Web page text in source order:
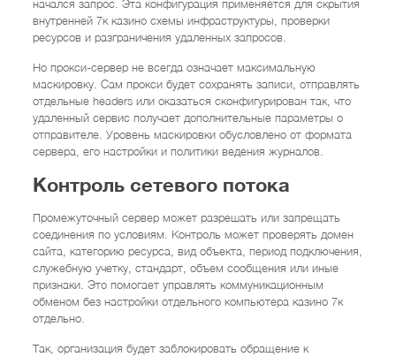
начался запрос. Эта конфигурация применяется для скрытия
внутренней 7к казино схемы инфраструктуры, проверки
ресурсов и разграничения удаленных запросов.
Но прокси-сервер не всегда означает максимальную
маскировку. Сам прокси будет сохранять записи, отправлять
отдельные headers или оказаться сконфигурирован так, что
удаленный сервис получает дополнительные параметры о
отправителе. Уровень маскировки обусловлено от формата
сервера, его настройки и политики ведения журналов.
Контроль сетевого потока
Промежуточный сервер может разрешать или запрещать
соединения по условиям. Контроль может проверять домен
сайта, категорию ресурса, вид объекта, период подключения,
служебную учетку, стандарт, объем сообщения или иные
признаки. Это помогает управлять коммуникационным
обменом без настройки отдельного компьютера казино 7к
отдельно.
Так, организация будет заблокировать обращение к